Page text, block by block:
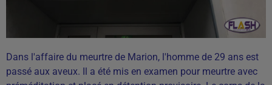
Dans l'affaire du meurtre de Marion, l'homme de 29 ans est
passé aux aveux. Il a été mis en examen pour meurtre avec